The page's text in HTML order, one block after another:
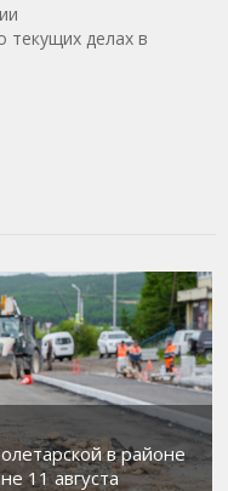
текущих делах в
в районе
11 августа